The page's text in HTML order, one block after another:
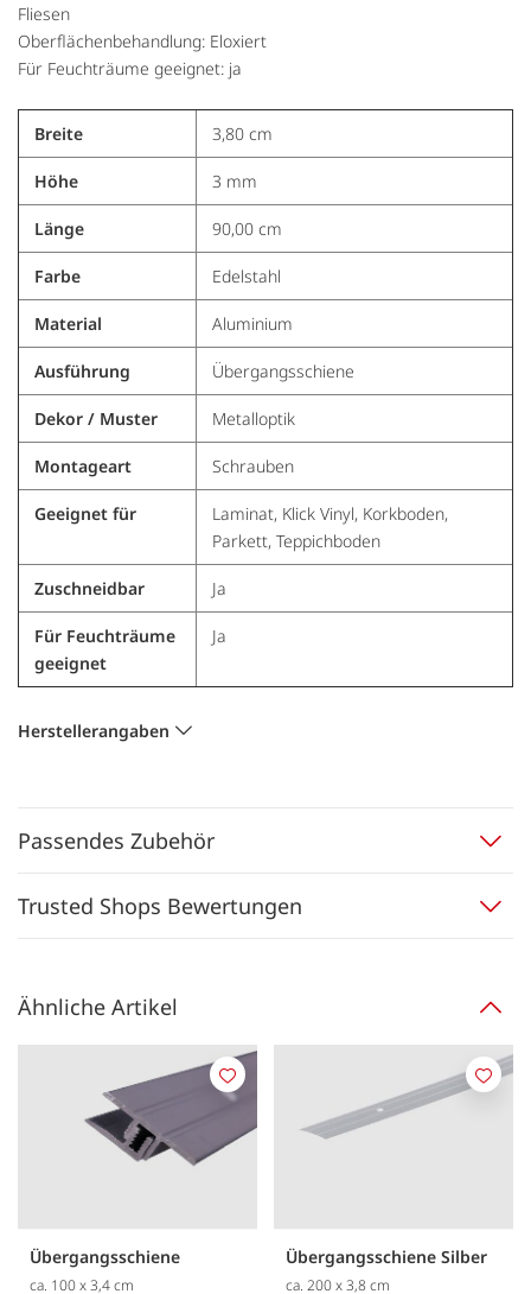
Fliesen
Oberflächenbehandlung: Eloxiert
Für Feuchträume geeignet: ja
Breite 3,80 cm
Höhe 3 mm
Länge 90,00 cm
Farbe Edelstahl
Material Aluminium
Ausführung Übergangsschiene
Dekor / Muster Metalloptik
Montageart Schrauben
Geeignet für
Laminat, Klick Vinyl, Korkboden,
Parkett, Teppichboden
Zuschneidbar Ja
Für Feuchträume
geeignet
Ja
Herstellerangaben
Passendes Zubehör
Trusted Shops Bewertungen
Ähnliche Artikel
Übergangsschiene
ca. 100 x 3,4 cm
Merken
Übergangsschiene Silber
ca. 200 x 3,8 cm